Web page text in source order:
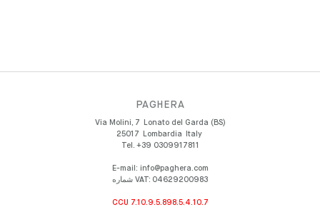
PAGHERA
Via Molini, 7
Lonato del Garda (BS)
25017
Lombardia
Italy
Tel. +39 0309917811
E-mail: info@paghera.com
شماره VAT: 04629200983
CCU 7.10.9.5.898.5.4.10.7